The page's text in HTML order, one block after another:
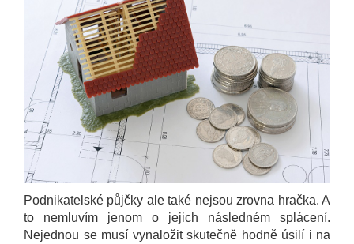
Podnikatelské půjčky ale také nejsou zrovna hračka. A
to nemluvím jenom o jejich následném splácení.
Nejednou se musí vynaložit skutečně hodně úsilí i na